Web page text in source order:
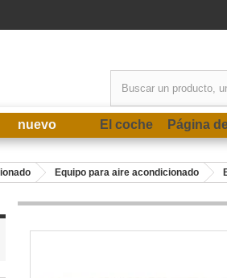
nuevo El coche Página
Equipo para aire acondicionado